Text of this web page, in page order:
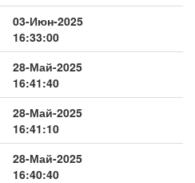
03-Июн-2025
16:33:00
28-Май-2025
16:41:40
28-Май-2025
16:41:10
28-Май-2025
16:40:40